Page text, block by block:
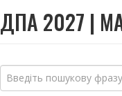
ДПА 2027 |